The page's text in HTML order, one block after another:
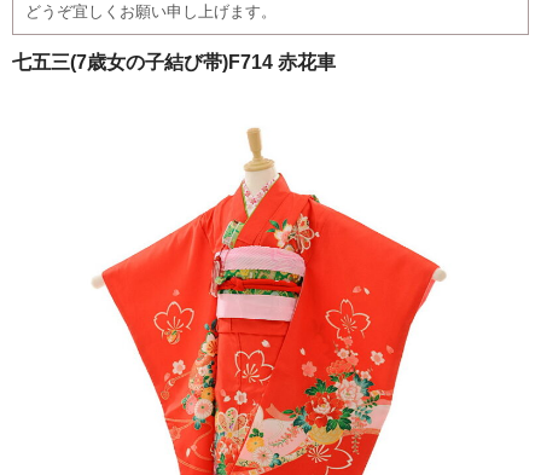
配送・お支払い方法
ご注文の流れ
どうぞ宜しくお願い申し上げます。
七五三(7歳女の子結び帯)F714 赤花車